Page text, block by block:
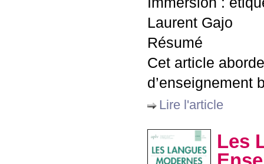
Laurent Gajo
Résumé
Cet article
d’enseignement
Lire l'article
Les